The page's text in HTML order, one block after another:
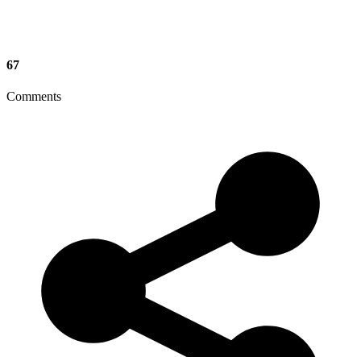
67
Comments